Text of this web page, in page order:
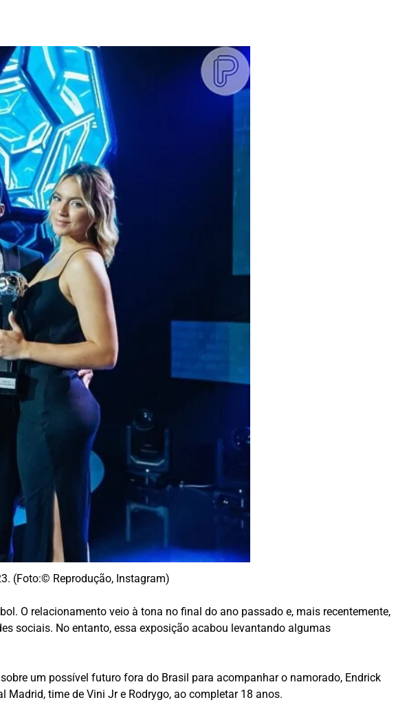
(Foto:© Reprodução, Instagram)
O relacionamento veio à tona no final do ano passado e, mais recentemente,
sociais. No entanto, essa exposição acabou levantando algumas
um possível futuro fora do Brasil para acompanhar o namorado, Endrick
Madrid, time de Vini Jr e Rodrygo, ao completar 18 anos.